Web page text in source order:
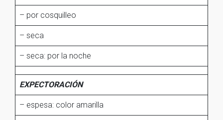
– por cosquilleo
– seca
– seca: por la noche
EXPECTORACIÓN
– espesa: color amarilla